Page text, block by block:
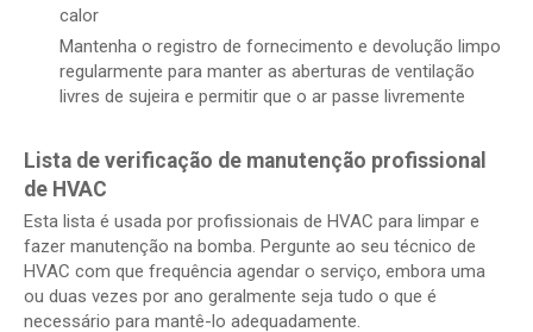
calor
Mantenha o registro de fornecimento e devolução limpo
regularmente para manter as aberturas de ventilação
livres de sujeira e permitir que o ar passe livremente
Lista de verificação de manutenção profissional
de HVAC
Esta lista é usada por profissionais de HVAC para limpar e
fazer manutenção na bomba. Pergunte ao seu técnico de
HVAC com que frequência agendar o serviço, embora uma
ou duas vezes por ano geralmente seja tudo o que é
necessário para mantê-lo adequadamente.